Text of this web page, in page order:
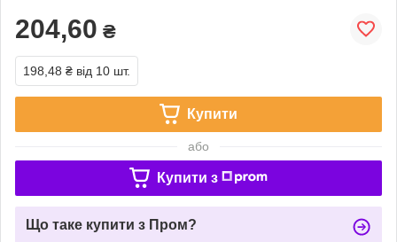
204,60 ₴
198,48 ₴ від 10 шт.
Купити
або
Купити з
Що таке купити з Пром?